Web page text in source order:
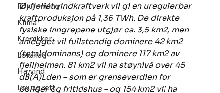
Forurensing
Klima
Kronikker
Lokallag
Havvind
Lov og rett
Øyfjellet vindkraftverk vil gi en uregulerbar
kraftproduksjon på 1,36 TWh. De direkte
fysiske inngrepene utgjør ca. 3,5 km2, men
anlegget vil fullstendig dominere 42 km2
(totaldominans) og dominere 117 km2 av
fjellheimen. 81 km2 vil ha støynivå over 45
dB(A)Lden – som er grenseverdien for
boliger og fritidshus – og 154 km2 vil ha